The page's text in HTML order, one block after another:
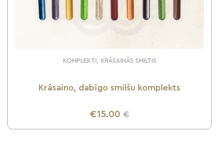
KOMPLEKTI, KRĀSAINĀS SMILTIS
Krāsaino, dabīgo smilšu komplekts
€15.00 €
UZZINI VAIRĀK